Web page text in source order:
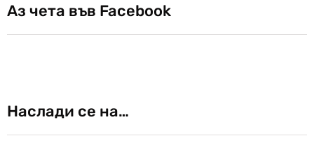
Аз чета във Facebook
Наслади се на…